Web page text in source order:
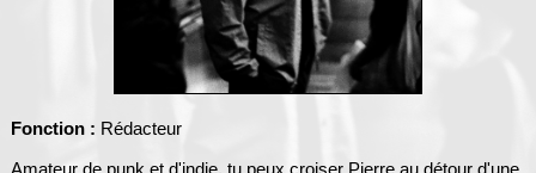
Fonction : Rédacteur
Amateur de punk et d'indie, tu peux croiser Pierre au détour d'une